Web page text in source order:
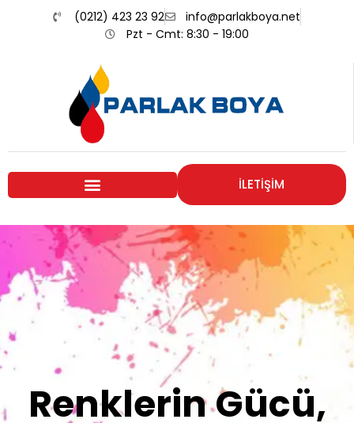
(0212) 423 23 92
info@parlakboya.net
Pzt - Cmt: 8:30 - 19:00
İLETİŞİM
Renklerimiz
Sizin İmzanız
Olsun